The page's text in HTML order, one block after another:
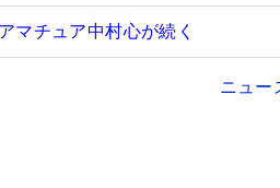
チュア中村心が続く
ニュー